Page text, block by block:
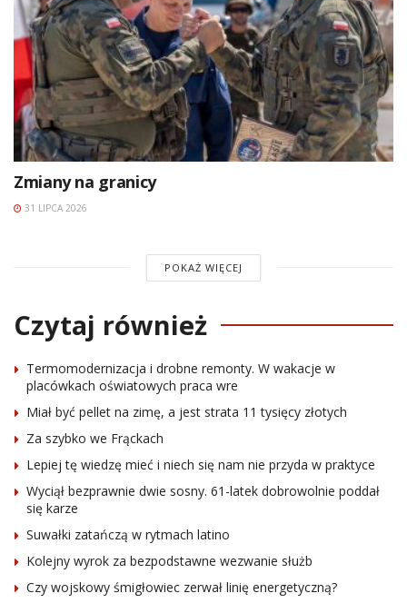
Zmiany na granicy
31 LIPCA 2026
POKAŻ WIĘCEJ
Czytaj również
Termomodernizacja i drobne remonty. W wakacje w
placówkach oświatowych praca wre
Miał być pellet na zimę, a jest strata 11 tysięcy złotych
Za szybko we Frąckach
Lepiej tę wiedzę mieć i niech się nam nie przyda w praktyce
Wyciął bezprawnie dwie sosny. 61-latek dobrowolnie poddał
się karze
Suwałki zatańczą w rytmach latino
Kolejny wyrok za bezpodstawne wezwanie służb
Czy wojskowy śmigłowiec zerwał linię energetyczną?